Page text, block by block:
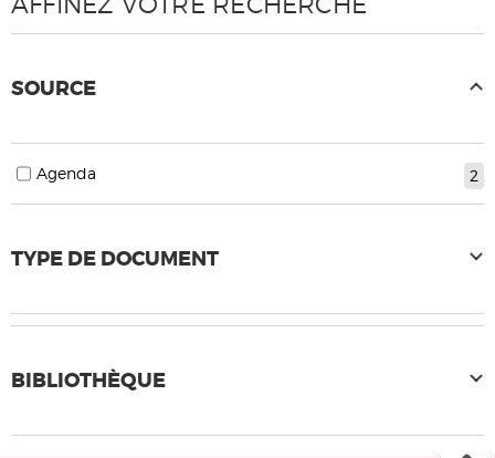
SOURCE
2
Agenda
TYPE DE DOCUMENT
BIBLIOTHÈQUE